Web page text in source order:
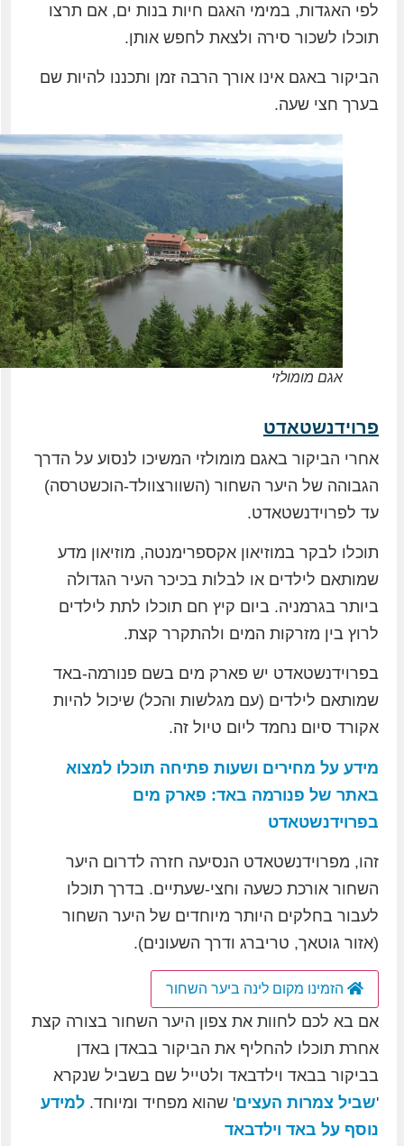
לפי האגדות, במימי האגם חיות בנות ים, אם תרצו
תוכלו לשכור סירה ולצאת לחפש אותן.
הביקור באגם אינו אורך הרבה זמן ותכננו להיות שם
בערך חצי שעה.
אגם מומולזי
פרוידנשטאדט
אחרי הביקור באגם מומולזי המשיכו לנסוע על הדרך
הגבוהה של היער השחור (השוורצוולד-הוכשטרסה)
עד לפרוידנשטאדט.
תוכלו לבקר במוזיאון אקספרימנטה, מוזיאון מדע
שמותאם לילדים או לבלות בכיכר העיר הגדולה
ביותר בגרמניה. ביום קיץ חם תוכלו לתת לילדים
לרוץ בין מזרקות המים ולהתקרר קצת.
בפרוידנשטאדט יש פארק מים בשם פנורמה-באד
שמותאם לילדים (עם מגלשות והכל) שיכול להיות
אקורד סיום נחמד ליום טיול זה.
מידע על מחירים ושעות פתיחה תוכלו למצוא
באתר של פנורמה באד: פארק מים
בפרוידנשטאדט
זהו, מפרוידנשטאדט הנסיעה חזרה לדרום היער
השחור אורכת כשעה וחצי-שעתיים. בדרך תוכלו
לעבור בחלקים היותר מיוחדים של היער השחור
(אזור גוטאך, טריברג ודרך השעונים).
הזמינו מקום לינה ביער השחור
אם בא לכם לחוות את צפון היער השחור בצורה קצת
אחרת תוכלו להחליף את הביקור בבאדן באדן
בביקור בבאד וילדבאד ולטייל שם בשביל שנקרא
שביל צמרות העצים' שהוא מפחיד ומיוחד.למידע
נוסף על באד וילדבאד